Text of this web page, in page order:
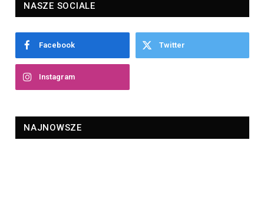
NASZE SOCIALE
Facebook Twitter
Instagram
NAJNOWSZE